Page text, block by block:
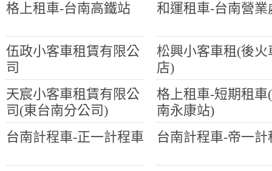
格上租車-台南高鐵站 和運租車-台南營業
伍政小客車租賃有限公
司
松興小客車租(後火
店)
天宸小客車租賃有限公
司(東台南分公司)
格上租車-短期租車
南永康站)
台南計程車-正一計程車
台南計程車-帝一計